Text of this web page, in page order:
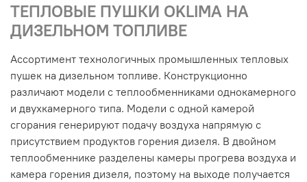
ТЕПЛОВЫЕ ПУШКИ OKLIMA НА
ДИЗЕЛЬНОМ ТОПЛИВЕ
Ассортимент технологичных промышленных тепловых
пушек на дизельном топливе. Конструкционно
различают модели с теплообменниками однокамерного
и двухкамерного типа. Модели с одной камерой
сгорания генерируют подачу воздуха напрямую с
присутствием продуктов горения дизеля. В двойном
теплообменнике разделены камеры прогрева воздуха и
камера горения дизеля, поэтому на выходе получается